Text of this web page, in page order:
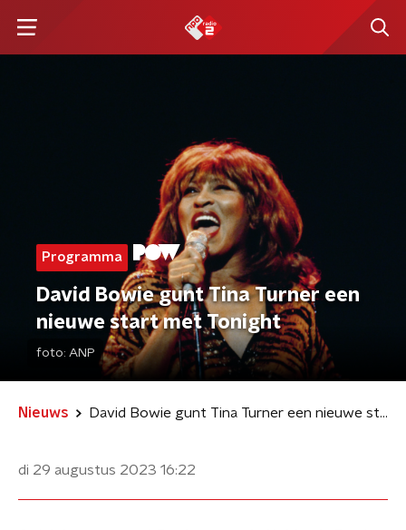
Programma
David Bowie gunt Tina Turner een
nieuwe start met Tonight
foto: ANP
Nieuws David Bowie gunt Tina Turner een nieuwe start met Tonight
di 29 augustus 2023 16:22